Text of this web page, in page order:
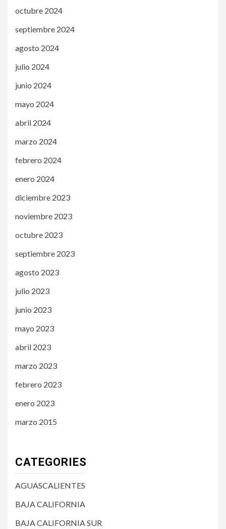
octubre 2024
septiembre 2024
agosto 2024
julio 2024
junio 2024
mayo 2024
abril 2024
marzo 2024
febrero 2024
enero 2024
diciembre 2023
noviembre 2023
octubre 2023
septiembre 2023
agosto 2023
julio 2023
junio 2023
mayo 2023
abril 2023
marzo 2023
febrero 2023
enero 2023
marzo 2015
CATEGORIES
AGUASCALIENTES
BAJA CALIFORNIA
BAJA CALIFORNIA SUR